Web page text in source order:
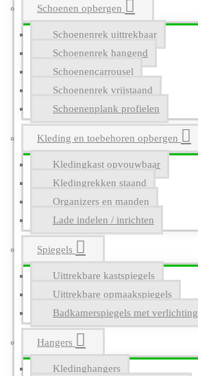
Schoenen opbergen
Schoenenrek uittrekbaar
Schoenenrek hangend
Schoenencarrousel
Schoenenrek vrijstaand
Schoenenplank profielen
Kleding en toebehoren opbergen
Kledingkast opvouwbaar
Kledingrekken staand
Organizers en manden
Lade indelen / inrichten
Spiegels
Uittrekbare kastspiegels
Uittrekbare opmaakspiegels
Badkamerspiegels met verlichting
Hangers
Kledinghangers